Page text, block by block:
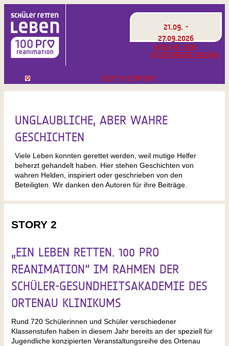
21.09. -
27.09.2026
WOCHE DER
WIEDERBELEBUNG
SKIP TO CONTENT
UNGLAUBLICHE, ABER WAHRE
GESCHICHTEN
Viele Leben konnten gerettet werden, weil mutige Helfer
beherzt gehandelt haben. Hier stehen Geschichten von
wahren Helden, inspiriert oder geschrieben von den
Beteiligten. Wir danken den Autoren für ihre Beiträge.
STORY 2
„EIN LEBEN RETTEN. 100 PRO
REANIMATION“ IM RAHMEN DER
SCHÜLER-GESUNDHEITSAKADEMIE DES
ORTENAU KLINIKUMS
Rund 720 Schülerinnen und Schüler verschiedener
Klassenstufen haben in diesem Jahr bereits an der speziell für
Jugendliche konzipierten Veranstaltungsreihe des Ortenau